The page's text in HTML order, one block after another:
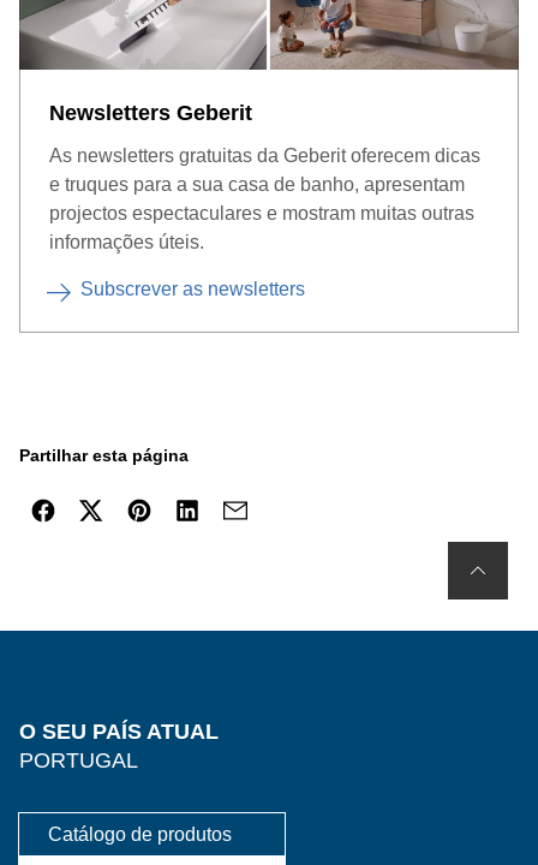
Newsletters Geberit
As newsletters gratuitas da Geberit oferecem dicas
e truques para a sua casa de banho, apresentam
projectos espectaculares e mostram muitas outras
informações úteis.
Subscrever as newsletters
Partilhar esta página
O SEU PAÍS ATUAL
PORTUGAL
Catálogo de produtos